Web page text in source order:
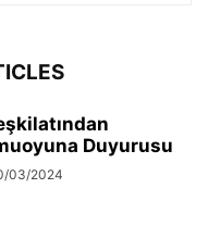
Duyurusu
03/2024